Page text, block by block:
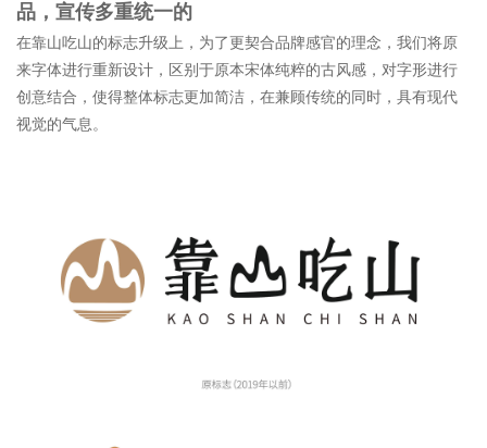
品，宣传多重统一的
在靠山吃山的标志升级上，为了更契合品牌感官的理念，我们将原
来字体进行重新设计，区别于原本宋体纯粹的古风感，对字形进行
创意结合，使得整体标志更加简洁，在兼顾传统的同时，具有现代
视觉的气息。